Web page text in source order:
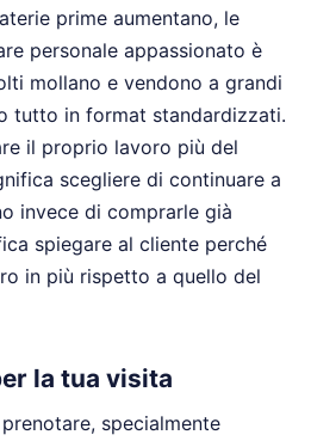
prime aumentano, le
personale appassionato è
mollano e vendono a grandi
tutto in format standardizzati.
il proprio lavoro più del
scegliere di continuare a
invece di comprarle già
spiegare al cliente perché
in più rispetto a quello del
la tua visita
specialmente